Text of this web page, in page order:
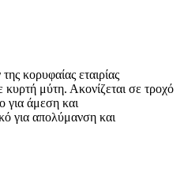
κορυφαίας εταιρίας
μύτη. Ακονίζεται σε τροχό
για άμεση και
για απολύμανση και